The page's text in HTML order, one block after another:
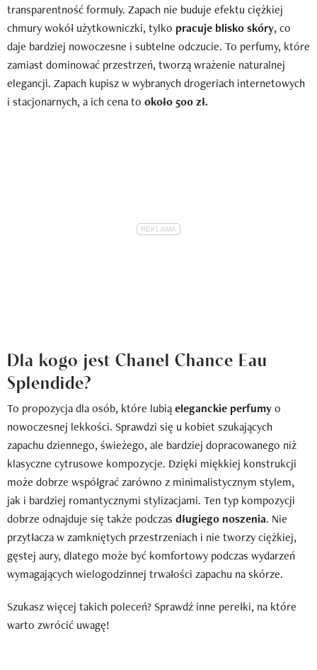
transparentność formuły. Zapach nie buduje efektu ciężkiej
chmury wokół użytkowniczki, tylko pracuje blisko skóry, co
daje bardziej nowoczesne i subtelne odczucie. To perfumy, które
zamiast dominować przestrzeń, tworzą wrażenie naturalnej
elegancji. Zapach kupisz w wybranych drogeriach internetowych
i stacjonarnych, a ich cena to około 500 zł.
Dla kogo jest Chanel Chance Eau
Splendide?
To propozycja dla osób, które lubiąeleganckie perfumyo
nowoczesnej lekkości. Sprawdzi się u kobiet szukających
zapachu dziennego, świeżego, ale bardziej dopracowanego niż
klasyczne cytrusowe kompozycje. Dzięki miękkiej konstrukcji
może dobrze współgrać zarówno z minimalistycznym stylem,
jak i bardziej romantycznymi stylizacjami. Ten typ kompozycji
dobrze odnajduje się także podczas długiego noszenia. Nie
przytłacza w zamkniętych przestrzeniach i nie tworzy ciężkiej,
gęstej aury, dlatego może być komfortowy podczas wydarzeń
wymagających wielogodzinnej trwałości zapachu na skórze.
Szukasz więcej takich poleceń? Sprawdź inne perełki, na które
warto zwrócić uwagę!